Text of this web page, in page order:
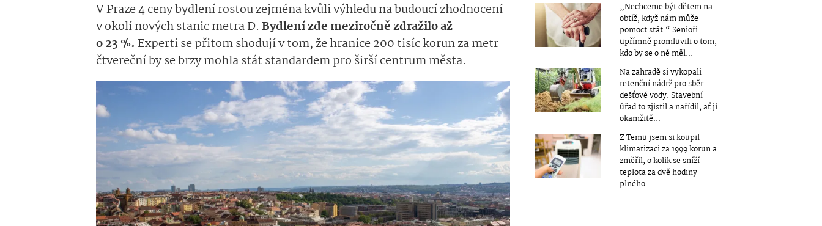
V Praze 4 ceny bydlení rostou zejména kvůli výhledu na budoucí zhodnocení
v okolí nových stanic metra D. Bydlení zde meziročně zdražilo až
o 23 %. Experti se přitom shodují v tom, že hranice 200 tisíc korun za metr
čtvereční by se brzy mohla stát standardem pro širší centrum města.
„Nechceme být dětem na
obtíž, když nám může
pomoct stát.“ Senioři
upřímně promluvili o tom,
kdo by se o ně měl...
Na zahradě si vykopali
retenční nádrž pro sběr
dešťové vody. Stavební
úřad to zjistil a nařídil, ať ji
okamžitě...
Z Temu jsem si koupil
klimatizaci za 1999 korun a
změřil, o kolik se sníží
teplota za dvě hodiny
plného...